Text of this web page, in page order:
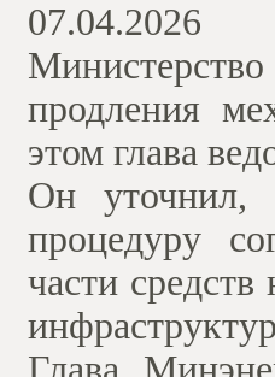
07.04.2026
продления
этом глава
Он уточнил,
процедуру
части